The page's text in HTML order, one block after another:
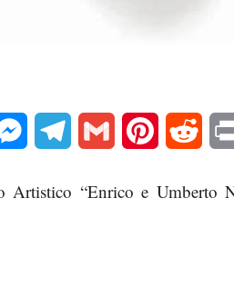
MessengerTelegram Gmail Pinterest
Artistico “Enrico e Umberto